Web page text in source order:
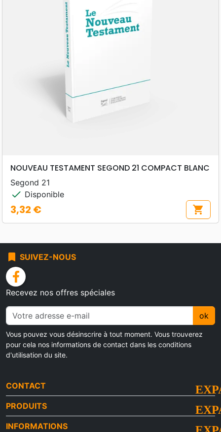
NOUVEAU TESTAMENT SEGOND 21 COMPACT BLANC
Segond 21
check Disponible
Prix
3,32 € shopping_cart
bookmark SUIVEZ-NOUS
facebook
Recevez nos offres spéciales
ok
Vous pouvez vous désinscrire à tout moment. Vous trouverez
pour cela nos informations de contact dans les conditions
d'utilisation du site.
CONTACT
PRODUITS
INFORMATIONS